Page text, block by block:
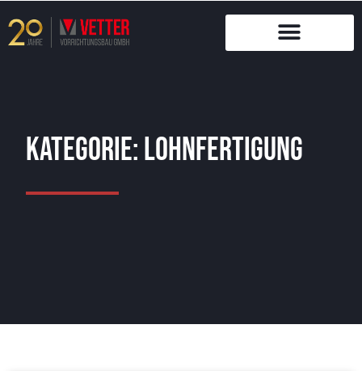
Inhalt
Kategorie: Lohnfertigung